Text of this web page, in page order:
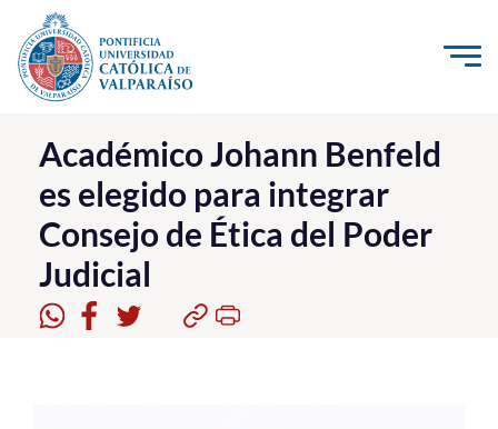
Click acá para ir directamente al contenido
La Universidad
Investigación, Creación e Innovación
PUCV Internacional
Vinculación con el Medio
Académico Johann Benfeld
es elegido para integrar
Consejo de Ética del Poder
Judicial